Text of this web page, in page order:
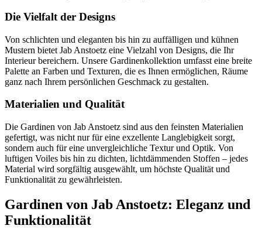
Die Vielfalt der Designs
Von schlichten und eleganten bis hin zu auffälligen und kühnen
Mustern bietet Jab Anstoetz eine Vielzahl von Designs, die Ihr
Interieur bereichern. Unsere Gardinenkollektion umfasst eine breite
Palette an Farben und Texturen, die es Ihnen ermöglichen, Räume
ganz nach Ihrem persönlichen Geschmack zu gestalten.
Materialien und Qualität
Die Gardinen von Jab Anstoetz sind aus den feinsten Materialien
gefertigt, was nicht nur für eine exzellente Langlebigkeit sorgt,
sondern auch für eine unvergleichliche Textur und Optik. Von
luftigen Voiles bis hin zu dichten, lichtdämmenden Stoffen – jedes
Material wird sorgfältig ausgewählt, um höchste Qualität und
Funktionalität zu gewährleisten.
Gardinen von Jab Anstoetz: Eleganz und
Funktionalität